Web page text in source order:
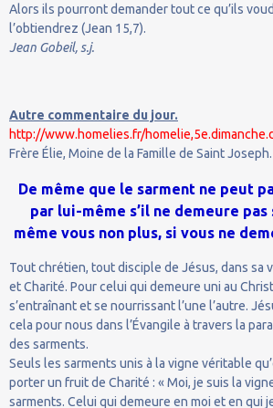
Alors ils pourront demander tout ce qu’ils
l’obtiendrez (Jean 15,7).
Jean Gobeil, s.j.
Autre commentaire du jour.
http://www.homelies.fr/
Frère Élie, Moine de la Famille de Saint Joseph.
De même que le sarment ne peut
par lui-même s’il ne demeure pas
même vous non plus, si vous ne
Tout chrétien, tout disciple de Jésus, dans sa
et Charité. Pour celui qui demeure uni au
s’entraînant et se nourrissant l’une l’autre.
cela pour nous dans l’Évangile à travers la
des sarments.
Seuls les sarments unis à la vigne véritable
porter un fruit de Charité : « Moi, je suis la
sarments. Celui qui demeure en moi et en qui